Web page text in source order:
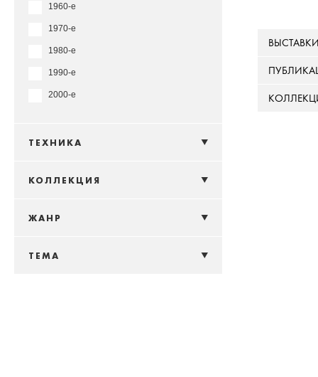
1960-е
1970-е
1980-е
1990-е
2000-е
ТЕХНИКА
КОЛЛЕКЦИЯ
ЖАНР
ТЕМА